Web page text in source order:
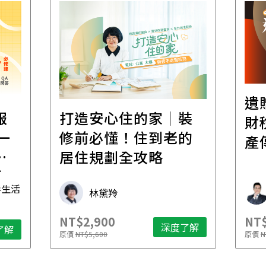
活
解
打造安心住的家｜裝
修前必懂！住到老的
居住規劃全攻略
林黛羚
NT$2,900
原價NT$5,600 深度了解
遺
財
產
原價